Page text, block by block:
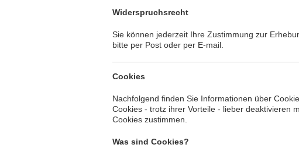
Widerspruchsrecht
Sie können jederzeit Ihre Zustimmung zur
bitte per Post oder per E-mail.
Cookies
Nachfolgend finden Sie Informationen über
Cookies - trotz ihrer Vorteile - lieber deaktivieren
Cookies zustimmen.
Was sind Cookies?